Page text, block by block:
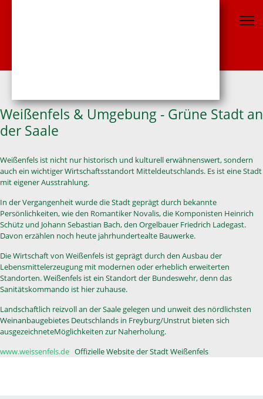
Weißenfels & Umgebung - Grüne Stadt an
der Saale
Weißenfels ist nicht nur historisch und kulturell erwähnenswert, sondern
auch ein wichtiger Wirtschaftsstandort Mitteldeutschlands. Es ist eine Stadt
mit eigener Ausstrahlung.
In der Vergangenheit wurde die Stadt geprägt durch bekannte
Persönlichkeiten, wie den Romantiker Novalis, die Komponisten Heinrich
Schütz und Johann Sebastian Bach, den Orgelbauer Friedrich Ladegast.
Davon erzählen noch heute jahrhundertealte Bauwerke.
Die Wirtschaft von Weißenfels ist geprägt durch den Ausbau der
Lebensmittelerzeugung mit modernen oder erheblich erweiterten
Standorten. Weißenfels ist ein Standort der Bundeswehr, denn das
Sanitätskommando ist hier zuhause.
Landschaftlich reizvoll an der Saale gelegen und unweit des nördlichsten
Weinanbaugebietes Deutschlands in Freyburg/Unstrut bieten sich
ausgezeichneteMöglichkeiten zur Naherholung.
www.weissenfels.de Offizielle Website der Stadt Weißenfels